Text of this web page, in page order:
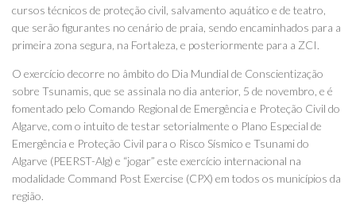
cursos técnicos de proteção civil, salvamento aquático e de teatro,
que serão figurantes no cenário de praia, sendo encaminhados para a
primeira zona segura, na Fortaleza, e posteriormente para a ZCI.
O exercício decorre no âmbito do Dia Mundial de Conscientização
sobre Tsunamis, que se assinala no dia anterior, 5 de novembro, e é
fomentado pelo Comando Regional de Emergência e Proteção Civil do
Algarve, com o intuito de testar setorialmente o Plano Especial de
Emergência e Proteção Civil para o Risco Sísmico e Tsunami do
Algarve (PEERST-Alg) e “jogar” este exercício internacional na
modalidade Command Post Exercise (CPX) em todos os municípios da
região.